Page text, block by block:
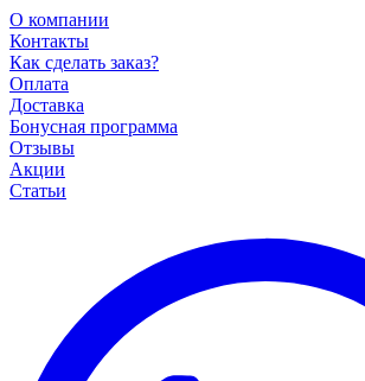
О компании
Контакты
Как сделать заказ?
Оплата
Доставка
Бонусная программа
Отзывы
Акции
Статьи